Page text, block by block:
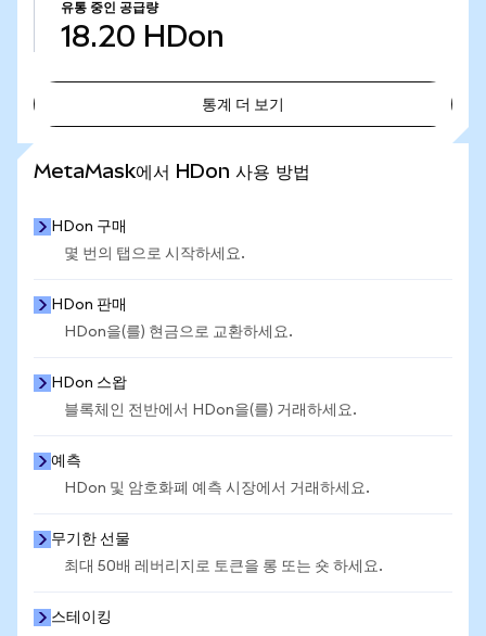
유통 중인 공급량
18.20 HDon
통계 더 보기
MetaMask에서 HDon 사용 방법
HDon 구매
몇 번의 탭으로 시작하세요.
HDon 판매
HDon을(를) 현금으로 교환하세요.
HDon 스왑
블록체인 전반에서 HDon을(를) 거래하세요.
예측
HDon 및 암호화폐 예측 시장에서 거래하세요.
무기한 선물
최대 50배 레버리지로 토큰을 롱 또는 숏 하세요.
스테이킹